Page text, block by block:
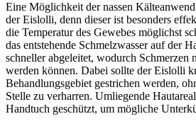
Eine Möglichkeit der nassen
der Eislolli, denn dieser ist besonders
die Temperatur des Gewebes möglichst
das entstehende Schmelzwasser auf der
schneller abgeleitet, wodurch Schmerzen
werden können. Dabei sollte der Eislolli
Behandlungsgebiet gestrichen werden,
Stelle zu verharren. Umliegende
Handtuch geschützt, um mögliche